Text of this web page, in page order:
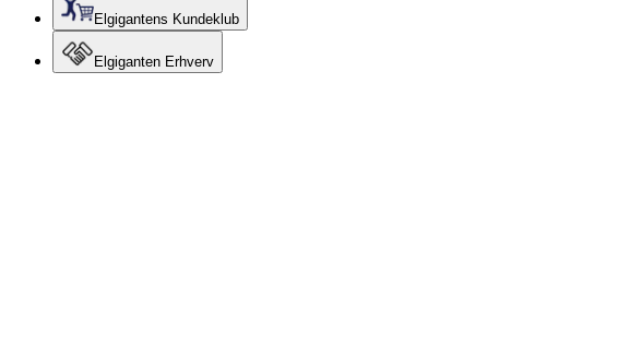
Elgigantens Kundeklub
Elgiganten Erhverv